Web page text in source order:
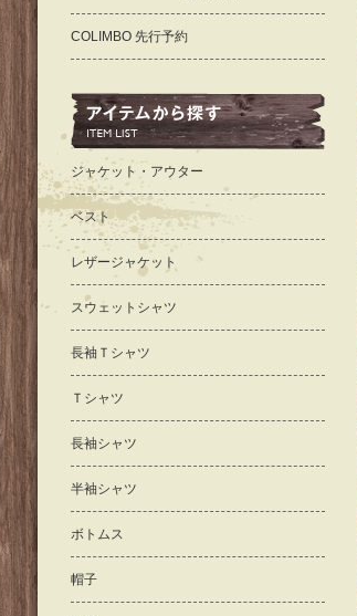
COLIMBO 先行予約
ジャケット・アウター
ベスト
レザージャケット
スウェットシャツ
長袖Ｔシャツ
Ｔシャツ
長袖シャツ
半袖シャツ
ボトムス
帽子